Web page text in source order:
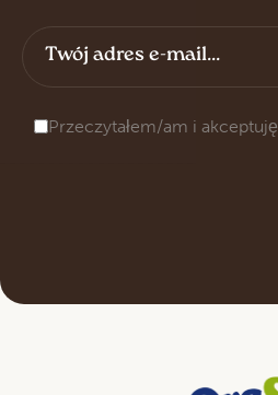
Przeczytałem/am i akceptuję